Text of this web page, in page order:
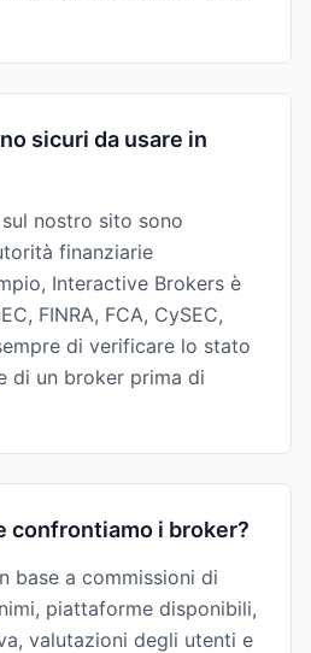
sicuri da usare in
nostro sito sono
finanziarie
Interactive Brokers è
FINRA, FCA, CySEC,
di verificare lo stato
di un broker prima di
confrontiamo i broker?
base a commissioni di
piattaforme disponibili,
valutazioni degli utenti e